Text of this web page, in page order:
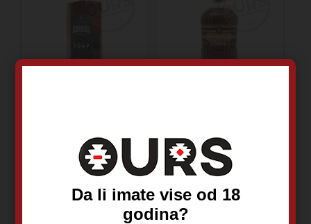
Drenovac, Trstenik
Grožđe
Đurđevo, Rača
Groždje
Emperus
Da li imate vise od 18
godina?